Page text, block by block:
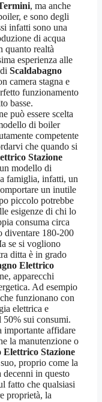
, ma anche
e sono degli
infatti sono una
di acqua
quanto realtà
esperienza alle
Scaldabagno
camera stagna e
funzionamento
basse.
può essere scelta
di boiler
competente
che quando si
Stazione
modello di
famiglia, infatti, un
un inutile
piccolo potrebbe
esigenze di chi lo
consuma circa
diventare 180-200
se si vogliono
ditta è in grado
Elettrico
apparecchi
Ad esempio
funzionano con
elettrica e
sui consumi.
importante affidare
la manutenzione o
Elettrico Stazione
proprio come la
decenni in questo
fatto che qualsiasi
proprietà, la